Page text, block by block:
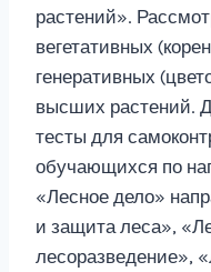
растений».
вегетативных
генеративных
высших растений.
тесты для
обучающихся по
«Лесное дело»
и защита леса»,
лесоразведение»,